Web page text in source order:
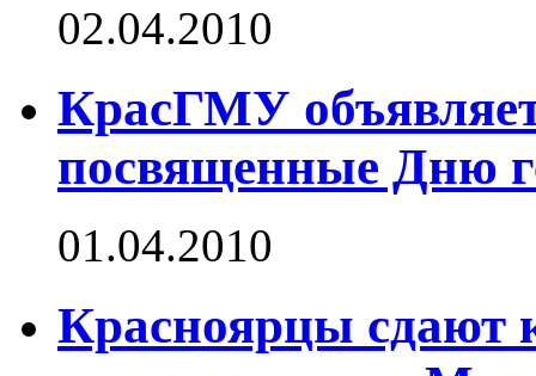
02.04.2010
КрасГМУ
посвященные Дню
01.04.2010
Красноярцы сдают